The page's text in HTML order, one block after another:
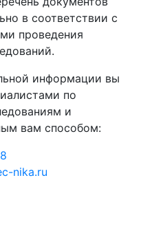
в соответствии с
проведения
информации вы
по
и
вам способом:
nika.ru